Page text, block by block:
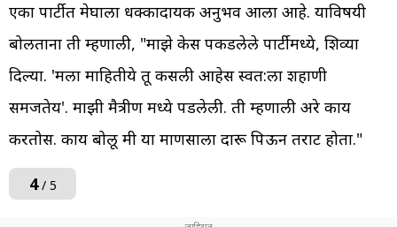
एका पार्टीत मेघाला धक्कादायक अनुभव आला आहे. याविषयी
बोलताना ती म्हणाली, "माझे केस पकडलेले पार्टीमध्ये, शिव्या
दिल्या. 'मला माहितीये तू कसली आहेस स्वत:ला शहाणी
समजतेय'. माझी मैत्रीण मध्ये पडलेली. ती म्हणाली अरे काय
करतोस. काय बोलू मी या माणसाला दारू पिऊन तराट होता."
4/ 5